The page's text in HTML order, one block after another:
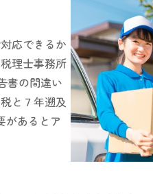
応できるか
理士事務所
書の間違い
と７年遡及
があるとア